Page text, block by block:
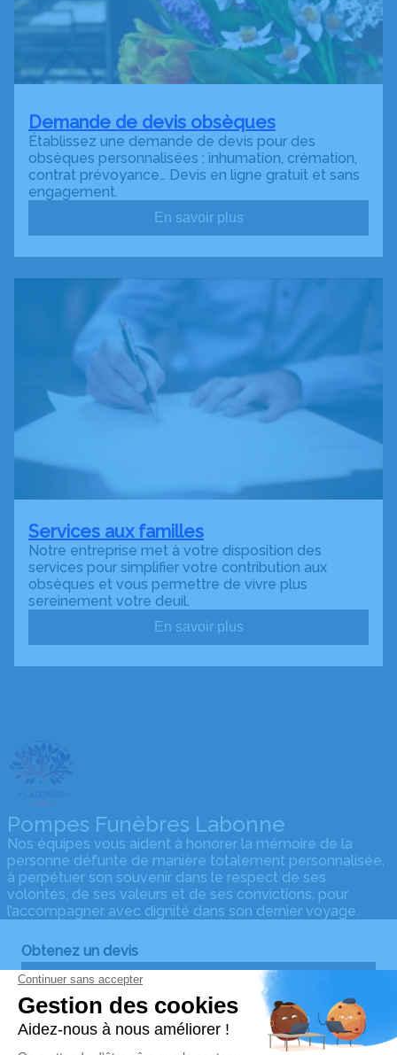
Demande de devis obsèques
Établissez une demande de devis pour des
obsèques personnalisées : inhumation, crémation,
contrat prévoyance… Devis en ligne gratuit et sans
engagement.
En savoir plus
Services aux familles
Notre entreprise met à votre disposition des
services pour simplifier votre contribution aux
obsèques et vous permettre de vivre plus
sereinement votre deuil.
En savoir plus
Pompes Funèbres Labonne
Nos équipes vous aident à honorer la mémoire de la
personne défunte de manière totalement personnalisée,
à perpétuer son souvenir dans le respect de ses
volontés, de ses valeurs et de ses convictions, pour
l’accompagner avec dignité dans son dernier voyage.
Obtenez un devis
Devis prévoyance
Devis marbrerie